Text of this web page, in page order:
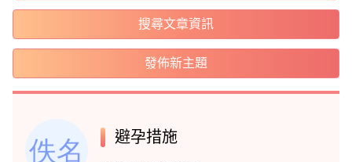
搜尋文章資訊
發佈新主題
避孕措施